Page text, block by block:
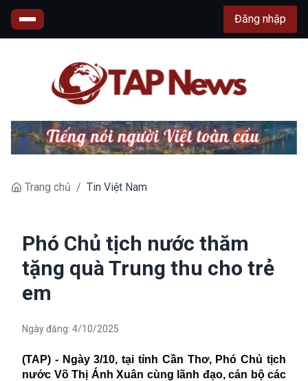
Đăng nhập
Trang chủ / Tin Việt Nam
Phó Chủ tịch nước thăm
tặng quà Trung thu cho trẻ
em
Ngày đăng: 4/10/2025
(TAP) - Ngày 3/10, tại tỉnh Cần Thơ, Phó Chủ tịch
nước Võ Thị Ánh Xuân cùng lãnh đạo, cán bộ các